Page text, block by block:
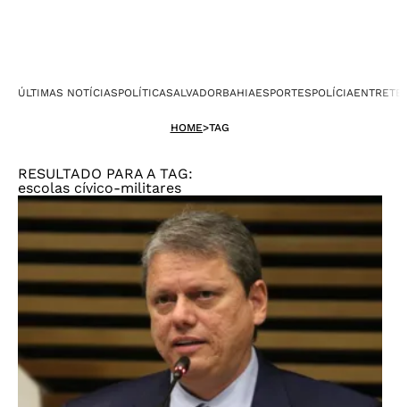
ÚLTIMAS NOTÍCIASPOLÍTICASALVADORBAHIAESPORTESPOLÍCIA
HOME>TAG
RESULTADO PARA A TAG:
escolas cívico-militares